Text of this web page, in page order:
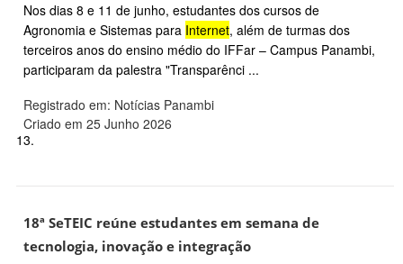
Nos dias 8 e 11 de junho, estudantes dos cursos de
Agronomia e Sistemas para Internet, além de turmas dos
terceiros anos do ensino médio do IFFar – Campus Panambi,
participaram da palestra "Transparênci ...
Registrado em: Notícias Panambi
Criado em 25 Junho 2026
13.
18ª SeTEIC reúne estudantes em semana de
tecnologia, inovação e integração